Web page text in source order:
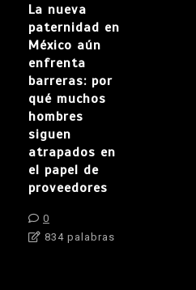
La nueva
paternidad en
México aún
enfrenta
barreras: por
qué muchos
hombres
siguen
atrapados en
el papel de
proveedores
0
834 palabras